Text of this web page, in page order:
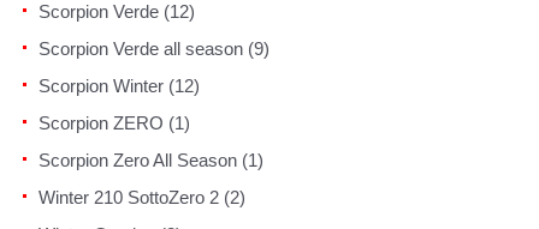
Scorpion Verde (12)
Scorpion Verde all season (9)
Scorpion Winter (12)
Scorpion ZERO (1)
Scorpion Zero All Season (1)
Winter 210 SottoZero 2 (2)